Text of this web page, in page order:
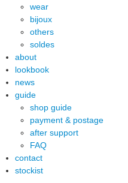
wear
bijoux
others
soldes
about
lookbook
news
guide
shop guide
payment & postage
after support
FAQ
contact
stockist